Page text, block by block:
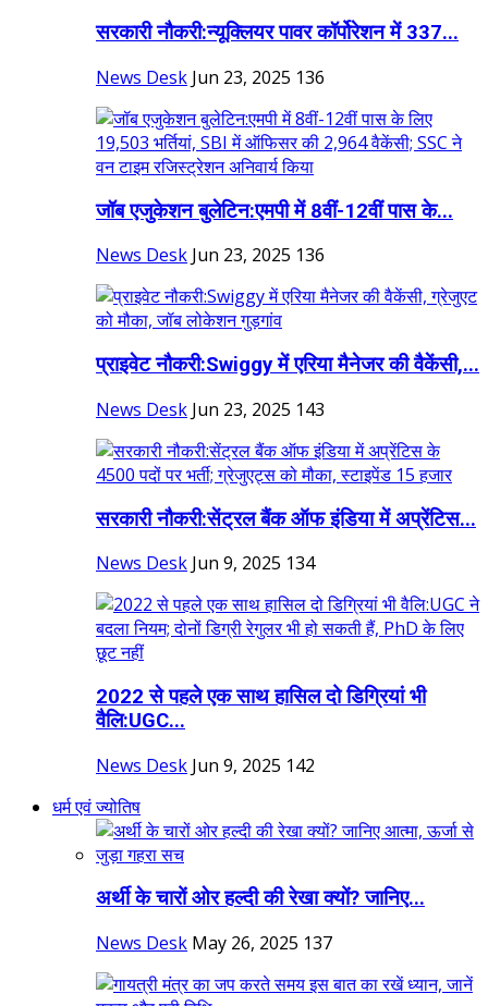
सरकारी नौकरी:न्यूक्लियर पावर कॉर्पोरेशन में 337...
News Desk Jun 23, 2025 136
जॉब एजुकेशन बुलेटिन:एमपी में 8वीं-12वीं पास के...
News Desk Jun 23, 2025 136
प्राइवेट नौकरी:Swiggy में एरिया मैनेजर की वैकेंसी,...
News Desk Jun 23, 2025 143
सरकारी नौकरी:सेंट्रल बैंक ऑफ इंडिया में अप्रेंटिस...
News Desk Jun 9, 2025 134
2022 से पहले एक साथ हासिल दो डिग्रियां भी
वैलि:UGC...
News Desk Jun 9, 2025 142
धर्म एवं ज्योतिष
अर्थी के चारों ओर हल्दी की रेखा क्यों? जानिए...
News Desk May 26, 2025 137